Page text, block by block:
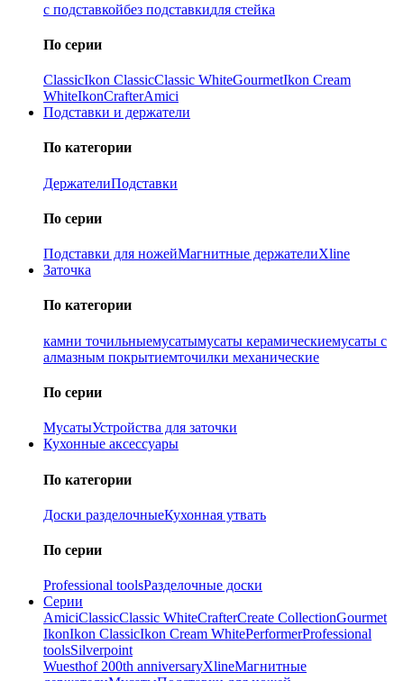
с подставкойбез подставкидля стейка
По серии
ClassicIkon ClassiсClassic WhiteGourmetIkon Cream
WhiteIkonCrafterAmici
Подставки и держатели
По категории
ДержателиПодставки
По серии
Подставки для ножейМагнитные держателиXline
Заточка
По категории
камни точильныемусатымусаты керамическиемусаты с
алмазным покрытиемточилки механические
По серии
МусатыУстройства для заточки
Кухонные аксессуары
По категории
Доски разделочныеКухонная утвать
По серии
Professional toolsРазделочные доски
Серии
AmiciClassicClassic WhiteCrafterCreate CollectionGourmet
IkonIkon ClassiсIkon Cream WhitePerformerProfessional
toolsSilverpoint
Wuesthof 200th anniversaryXlineМагнитные